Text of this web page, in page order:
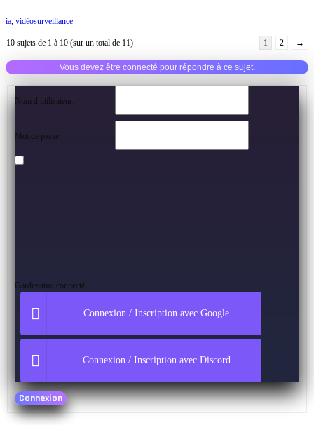
ia, vidéosurveillance
10 sujets de 1 à 10 (sur un total de 11) 1 2 →
Vous devez être connecté pour répondre à ce sujet.
Nom d utilisateur:
Mot de passe:
Gardez-moi connecté
Connexion / Inscription avec Google
Connexion / Inscription avec Discord
Connexion